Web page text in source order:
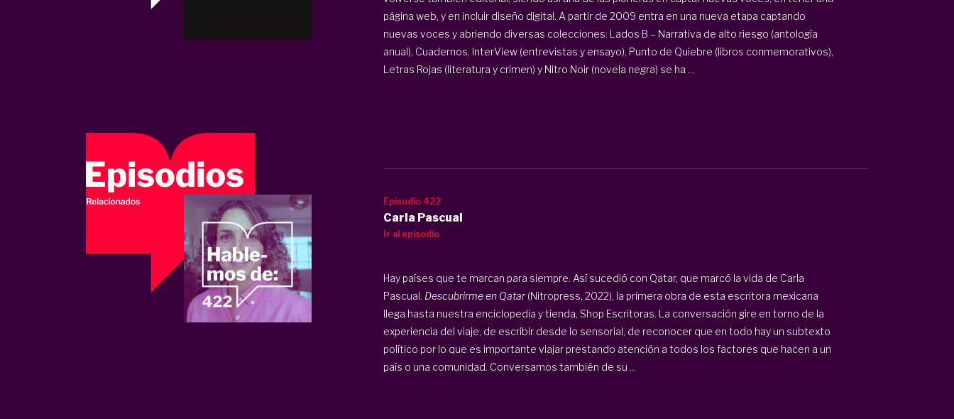
página web, y en incluir diseño digital. A partir de 2009 entra en una nueva etapa captando
nuevas voces y abriendo diversas colecciones: Lados B – Narrativa de alto riesgo (antología
anual), Cuadernos, InterView (entrevistas y ensayo), Punto de Quiebre (libros conmemorativos),
Letras Rojas (literatura y crimen) y Nitro Noir (novela negra) se ha ...
Episodio 422
Carla Pascual
Ir al episodio
Hay países que te marcan para siempre. Así sucedió con Qatar, que marcó la vida de Carla
Pascual. Descubrirme en Qatar(Nitropress, 2022), la primera obra de esta escritora mexicana
llega hasta nuestra enciclopedia y tienda, Shop Escritoras. La conversación gire en torno de la
experiencia del viaje, de escribir desde lo sensorial, de reconocer que en todo hay un subtexto
político por lo que es importante viajar prestando atención a todos los factores que hacen a un
país o una comunidad. Conversamos también de su ...